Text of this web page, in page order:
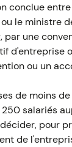
conclue
le ministre
par une
d'entreprise
ou un
de moins
salariés
pour
de